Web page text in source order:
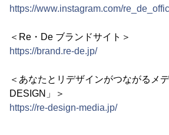
https://www.instagram.com/
＜Re・De ブランドサイト＞
https://brand.re-de.jp/
＜あなたとリデザインがつながるメ
DESIGN」＞
https://re-design-media.jp/